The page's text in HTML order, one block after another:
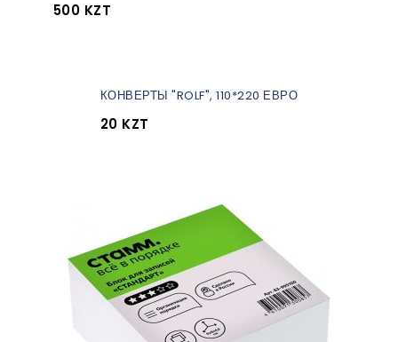
500 KZT
КОНВЕРТЫ "ROLF", 110*220 ЕВРО
20 KZT